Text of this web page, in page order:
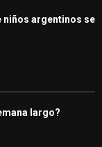
niños argentinos se
largo?